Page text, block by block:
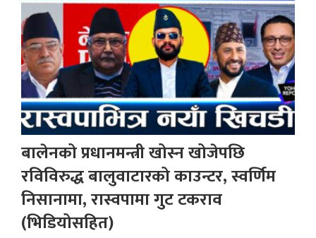
बालेनको प्रधानमन्त्री खोस्न खोजेपछि
रविविरुद्ध बालुवाटारको काउन्टर, स्वर्णिम
निसानामा, रास्वपामा गुट टकराव
(भिडियोसहित)